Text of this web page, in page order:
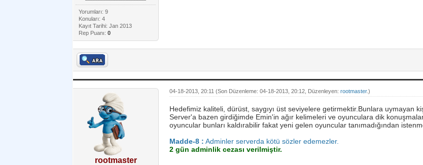
Yorumları: 9
Konuları: 4
Kayıt Tarihi: Jan 2013
Rep Puanı: 0
rootmaster
04-18-2013, 20:11 (Son Düzenleme: 04-18-2013, 20:12, Düzenleyen: rootmaster.)
Hedefimiz kaliteli, dürüst, saygıyı üst seviyelere getirmektir.Bunlara uymayan
Server'a bazen girdiğimde Emin'in ağır kelimeleri ve oyunculara dik
oyuncular bunları kaldırabilir fakat yeni gelen oyuncular tanımadığından
Madde-8 : Adminler serverda kötü sözler edemezler.
2 gün adminlik cezası verilmiştir.